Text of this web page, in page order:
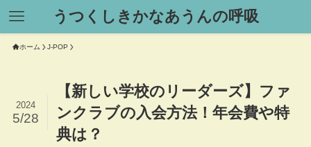
うつくしきかなあうんの呼吸
ホーム J-POP
【新しい学校のリーダーズ】ファ
ンクラブの入会方法！年会費や特
典は？
2024
5/28